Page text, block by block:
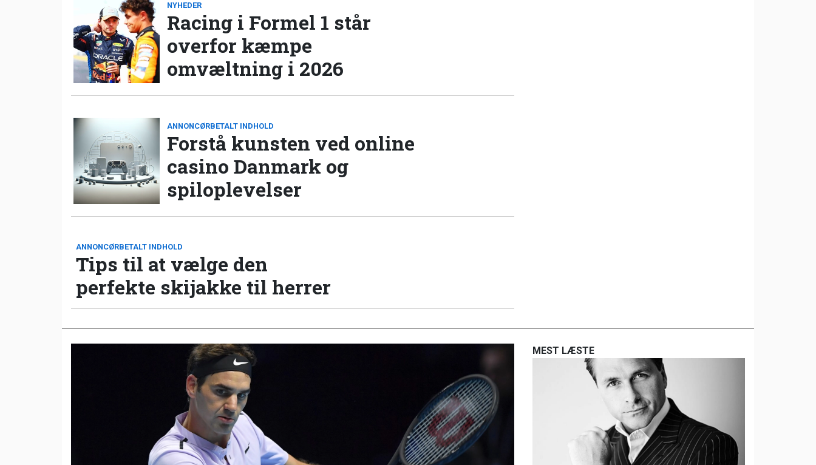
NYHEDER
Racing i Formel 1 står
overfor kæmpe
omvæltning i 2026
ANNONCØRBETALT INDHOLD
Forstå kunsten ved online
casino Danmark og
spiloplevelser
ANNONCØRBETALT INDHOLD
Tips til at vælge den
perfekte skijakke til herrer
MEST LÆSTE